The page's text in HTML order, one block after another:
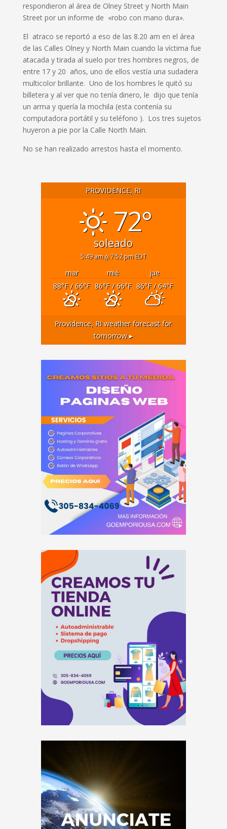
respondieron al área de Olney Street y North Main
Street por un informe de «robo con mano dura».
El atraco se reportó a eso de las 8.20 am en el área
de las Calles Olney y North Main cuando la víctima fue
atacada y tirada al suelo por tres hombres negros, de
entre 17 y 20 años, uno de ellos vestía una sudadera
multicolor brillante. Uno de los hombres le quitó su
billetera y al ver que no tenía dinero, le dijo que tenía
un arma y quería la mochila (esta contenía su
computadora portátil y su teléfono ). Los tres sujetos
huyeron a pie por la Calle North Main.
No se han realizado arrestos hasta el momento.
PROVIDENCE, RI
72°
soleado
5:49 am 7:52 pm EDT
mar mié
jue
88°F/ 66°F 86°F/ 66°F 86°F/ 64°F
Providence, RI weather forecast for
tomorrow ▸